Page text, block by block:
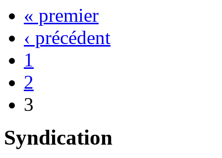
« premier
‹ précédent
1
2
3
Syndication